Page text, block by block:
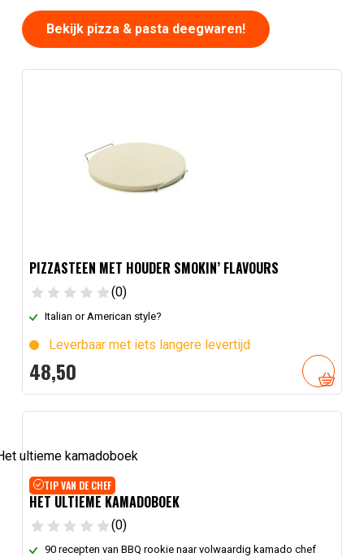
Bekijk pizza & pasta deegwaren!
PIZZASTEEN MET HOUDER SMOKIN’ FLAVOURS
(0)
Italian or American style?
Leverbaar met iets langere levertijd
48,50
TIP VAN DE CHEF
HET ULTIEME KAMADOBOEK
(0)
90 recepten van BBQ rookie naar volwaardig kamado chef